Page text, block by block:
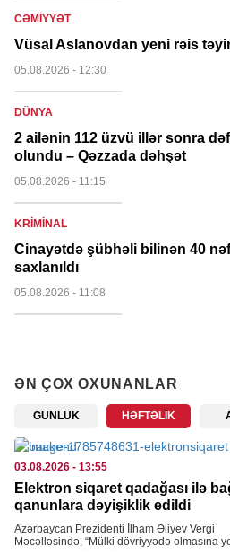
CƏMIYYƏT
Vüsal Aslanovdan yeni rəis
05.08.2026 - 12:30
DÜNYA
2 ailənin 112 üzvü illər sonra
olundu – Qəzzada dəhşət
05.08.2026 - 11:15
KRIMINAL
Cinayətdə şübhəli bilinən 40
saxlanıldı
05.08.2026 - 11:08
05.08.2026- 11:05
Azərbaycanda donuzlarla bağlı
monitorinqlər keçiriləcək
05.08.2026 - 10:07
İDMAN
ƏN ÇOX OXUNANLAR
GÜNLÜK HƏFTƏLIK
03.08.2026 - 13:55
Elektron siqaret qadağası ilə
qanunlara dəyişiklik edildi
Azərbaycan Prezidenti İlham Əliyev Vergi
Məcəlləsində, “Mülki dövriyyədə olmasına